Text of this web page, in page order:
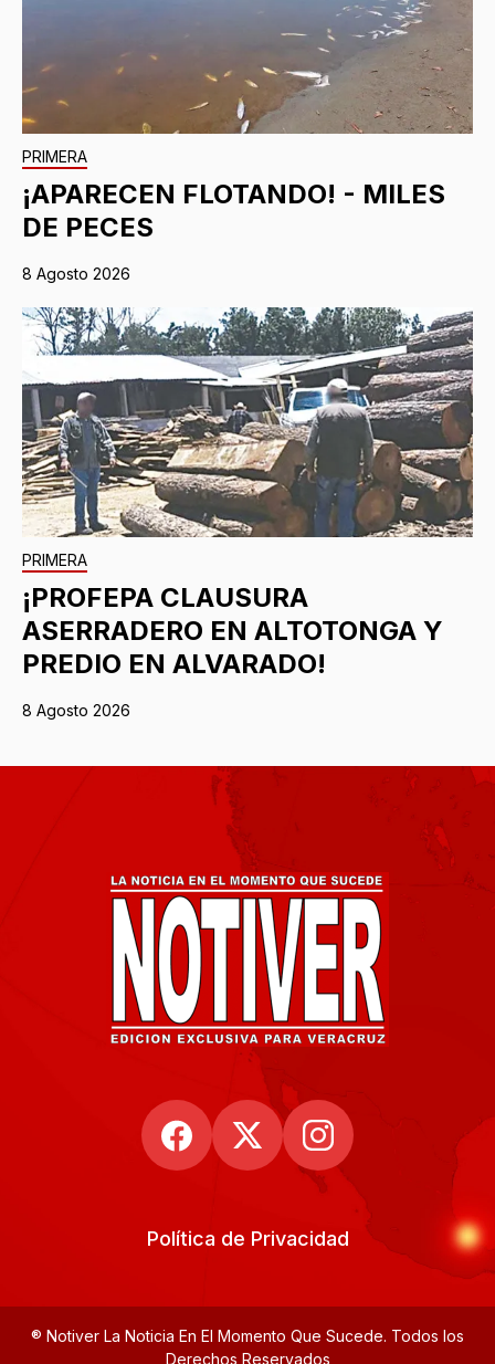
PRIMERA
¡APARECEN FLOTANDO! - MILES
DE PECES
8 Agosto 2026
PRIMERA
¡PROFEPA CLAUSURA
ASERRADERO EN ALTOTONGA Y
PREDIO EN ALVARADO!
8 Agosto 2026
Política de Privacidad
® Notiver La Noticia En El Momento Que Sucede. Todos los
Derechos Reservados